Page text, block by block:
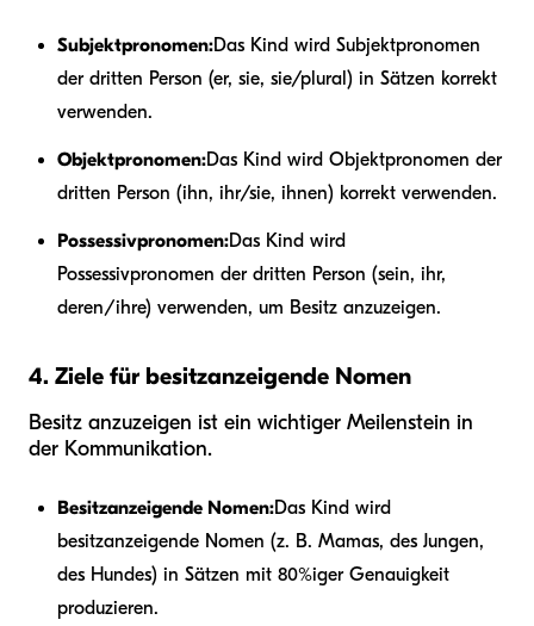
Subjektpronomen:Das Kind wird Subjektpronomen
der dritten Person (er, sie, sie/plural) in Sätzen korrekt
verwenden.
Objektpronomen:Das Kind wird Objektpronomen der
dritten Person (ihn, ihr/sie, ihnen) korrekt verwenden.
Possessivpronomen:Das Kind wird
Possessivpronomen der dritten Person (sein, ihr,
deren/ihre) verwenden, um Besitz anzuzeigen.
4. Ziele für besitzanzeigende Nomen
Besitz anzuzeigen ist ein wichtiger Meilenstein in
der Kommunikation.
Besitzanzeigende Nomen:Das Kind wird
besitzanzeigende Nomen (z. B. Mamas, des Jungen,
des Hundes) in Sätzen mit 80%iger Genauigkeit
produzieren.